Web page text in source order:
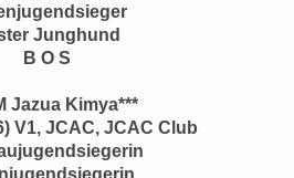
Junghund
B O S
Jazua Kimya***
V1, JCAC, JCAC Club